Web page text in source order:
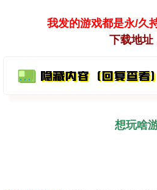
我发的游戏都是永/久
下载地址
想玩啥